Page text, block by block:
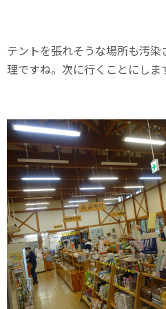
テントを張れそうな場所も汚
理ですね。次に行くことにしま